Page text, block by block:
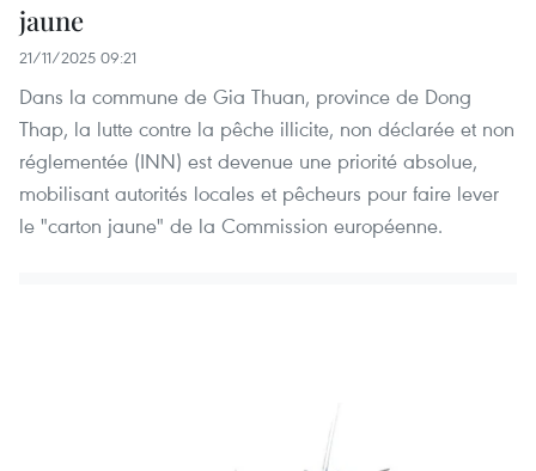
jaune
21/11/2025 09:21
Dans la commune de Gia Thuan, province de Dong
Thap, la lutte contre la pêche illicite, non déclarée et non
réglementée (INN) est devenue une priorité absolue,
mobilisant autorités locales et pêcheurs pour faire lever
le "carton jaune" de la Commission européenne.